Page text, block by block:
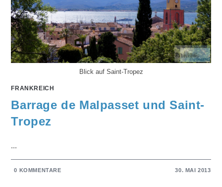
Blick auf Saint-Tropez
FRANKREICH
Barrage de Malpasset und Saint-
Tropez
...
0 KOMMENTARE 30. MAI 2013